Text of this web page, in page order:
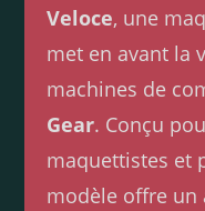
Veloce, une
met en avant la
machines de
Gear. Conçu
maquettistes et
modèle offre un